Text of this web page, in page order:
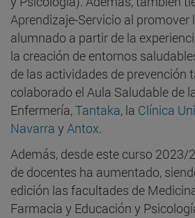
Aprendizaje-Servicio al promover
alumnado a partir de la
la creación de entornos
de las actividades de prevención
colaborado el Aula Saludable de
Enfermería,Tantaka, la Clínica
Navarra yAntox.
Además, desde este curso 2023/
de docentes ha aumentado,
edición las facultades de
Farmacia y Educación y